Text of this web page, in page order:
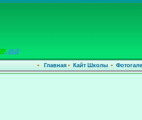
• Главная• Кайт Школы •